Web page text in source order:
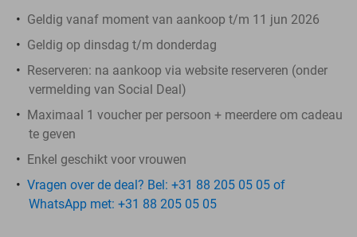
Geldig vanaf moment van aankoop t/m 11 jun 2026
Geldig op dinsdag t/m donderdag
Reserveren: na aankoop via website reserveren (onder
vermelding van Social Deal)
Maximaal 1 voucher per persoon + meerdere om cadeau
te geven
Enkel geschikt voor vrouwen
Vragen over de deal? Bel: +31 88 205 05 05 of
WhatsApp met: +31 88 205 05 05